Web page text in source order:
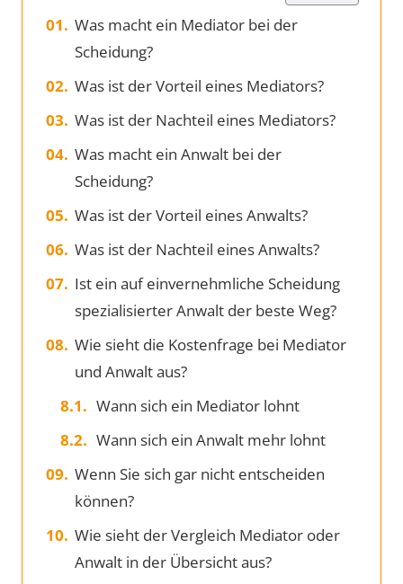
Was macht ein Mediator bei der
Scheidung?
Was ist der Vorteil eines Mediators?
Was ist der Nachteil eines Mediators?
Was macht ein Anwalt bei der
Scheidung?
Was ist der Vorteil eines Anwalts?
Was ist der Nachteil eines Anwalts?
Ist ein auf einvernehmliche Scheidung
spezialisierter Anwalt der beste Weg?
Wie sieht die Kostenfrage bei Mediator
und Anwalt aus?
Wann sich ein Mediator lohnt
Wann sich ein Anwalt mehr lohnt
Wenn Sie sich gar nicht entscheiden
können?
Wie sieht der Vergleich Mediator oder
Anwalt in der Übersicht aus?